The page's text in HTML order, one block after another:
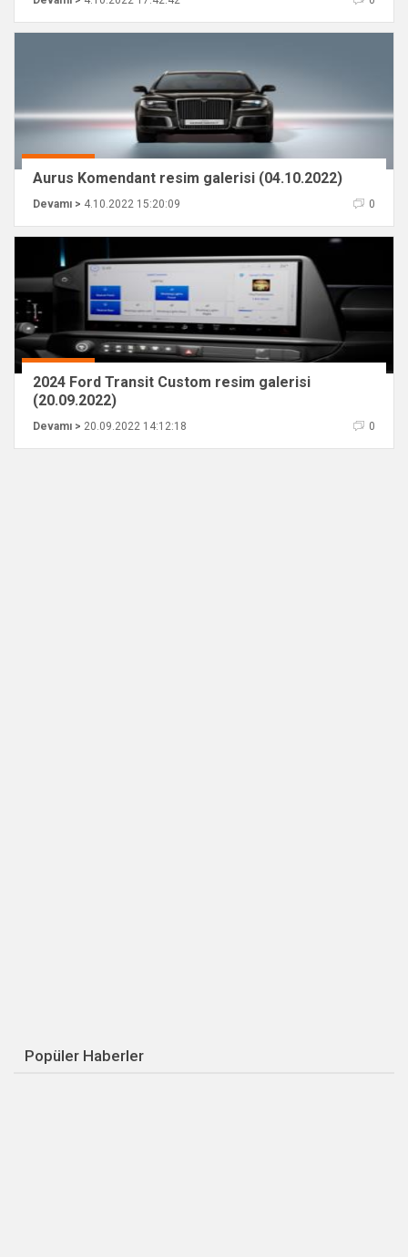
Aurus Komendant resim galerisi (04.10.2022)
Devamı > 4.10.2022 15:20:09 0
2024 Ford Transit Custom resim galerisi
(20.09.2022)
Devamı > 20.09.2022 14:12:18 0
Popüler Haberler